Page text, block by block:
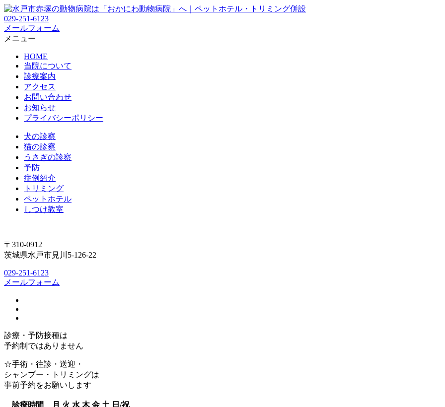
029-251-6123
メールフォーム
メニュー
HOME
当院について
診療案内
アクセス
お問い合わせ
お知らせ
プライバシーポリシー
犬の診察
猫の診察
うさぎの診察
予防
症例紹介
トリミング
ペットホテル
しつけ教室
〒310-0912
茨城県水戸市見川5-126-22
029-251-6123
メールフォーム
診療・予防接種は
予約制ではありません
☆手術・往診・送迎・
シャンプー・トリミングは
事前予約をお願いします
診療時間 月 火 水 木 金 土 日/祝